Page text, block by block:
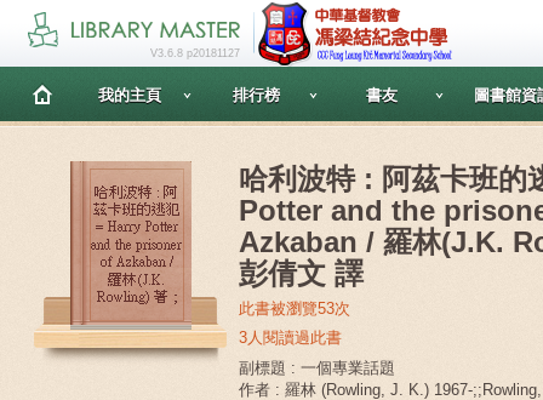
V3.6.8 p20181127
我的主頁 排行榜 書友 圖書館資
哈利波特 : 阿茲卡班的
Potter and the
Azkaban / 羅林(J.K.
彭倩文 譯
此書被瀏覽53次
3人閱讀過此書
副標題 : 一個專業話題
作者 : 羅林 (Rowling, J. K.) 1967-